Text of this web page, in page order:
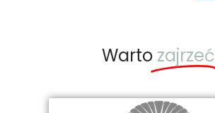
Warto zajrzeć